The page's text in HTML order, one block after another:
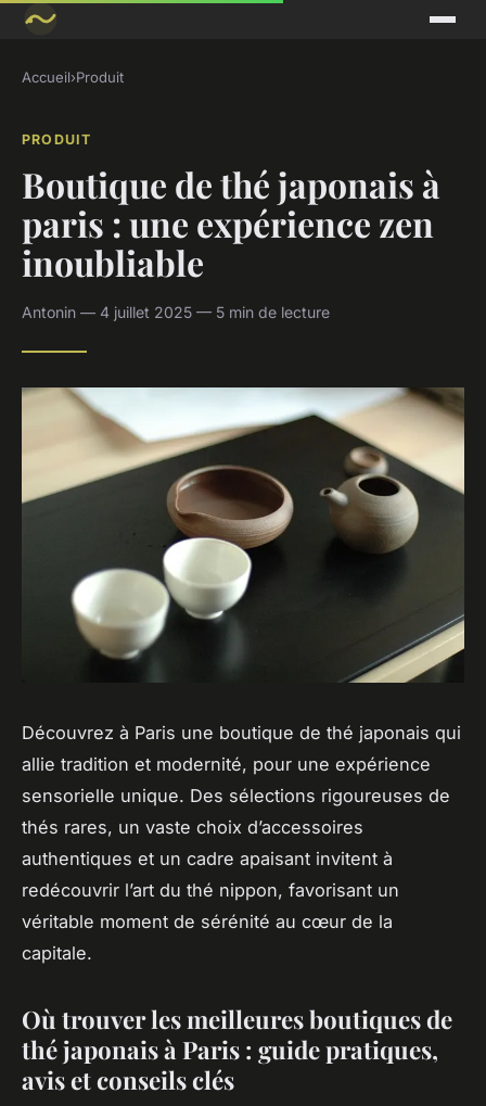
Accueil›Produit
PRODUIT
Boutique de thé japonais à
paris : une expérience zen
inoubliable
Antonin — 4 juillet 2025 — 5 min de lecture
Découvrez à Paris une boutique de thé japonais qui
allie tradition et modernité, pour une expérience
sensorielle unique. Des sélections rigoureuses de
thés rares, un vaste choix d’accessoires
authentiques et un cadre apaisant invitent à
redécouvrir l’art du thé nippon, favorisant un
véritable moment de sérénité au cœur de la
capitale.
Où trouver les meilleures boutiques de
thé japonais à Paris : guide pratiques,
avis et conseils clés